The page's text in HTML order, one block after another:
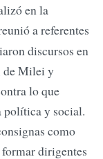
en la
a referentes
discursos en
de Milei y
lo que
política y social.
como
dirigentes